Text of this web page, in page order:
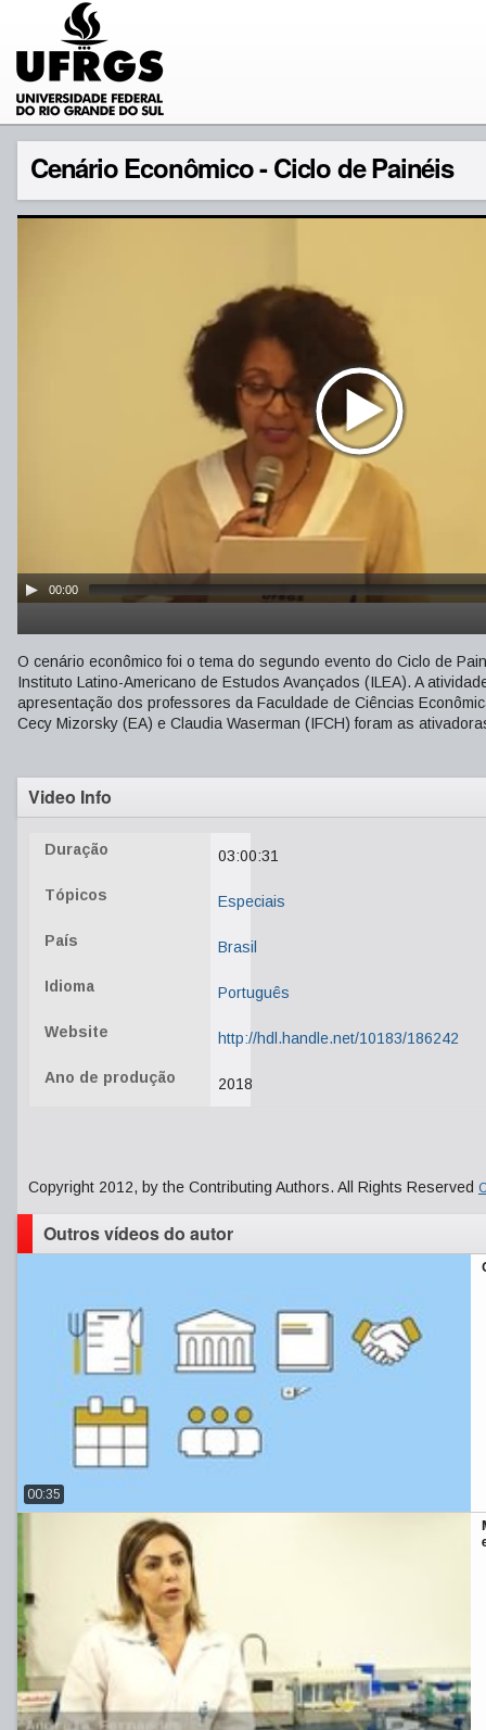
Cenário Econômico - Ciclo de Painéis
00:00
O cenário econômico foi o tema do segundo evento do Ciclo de
Instituto Latino-Americano de Estudos Avançados (ILEA). A
apresentação dos professores da Faculdade de Ciências
Cecy Mizorsky (EA) e Claudia Waserman (IFCH) foram as
Video Info
Duração 03:00:31
Tópicos Especiais
País Brasil
Idioma Português
Website http://hdl.handle.net/10183/186242
Ano de produção 2018
Copyright 2012, by the Contributing Authors. All Rights Reserved
Outros vídeos do autor
00:35